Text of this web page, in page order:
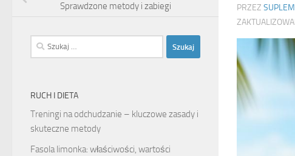
PRZEZ
Sprawdzone metody i zabiegi
Szukaj:
RUCH I DIETA
Treningi na odchudzanie – kluczowe zasady i
skuteczne metody
Fasola limonka: właściwości, wartości